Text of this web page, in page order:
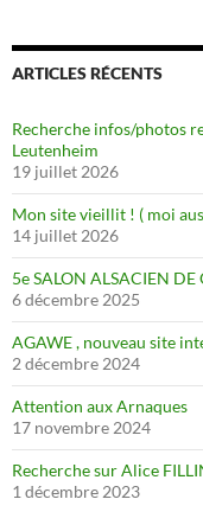
ARTICLES RÉCENTS
Recherche infos/photos
Leutenheim
19 juillet 2026
Mon site vieillit ! ( moi
14 juillet 2026
5e SALON ALSACIEN
6 décembre 2025
AGAWE , nouveau site
2 décembre 2024
Attention aux Arnaques
17 novembre 2024
Recherche sur Alice
1 décembre 2023